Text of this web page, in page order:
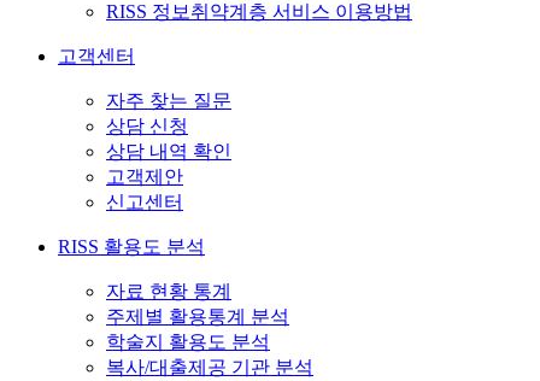
RISS 정보취약계층 서비스 이용방법
고객센터
자주 찾는 질문
상담 신청
상담 내역 확인
고객제안
신고센터
RISS 활용도 분석
자료 현황 통계
주제별 활용통계 분석
학술지 활용도 분석
복사/대출제공 기관 분석